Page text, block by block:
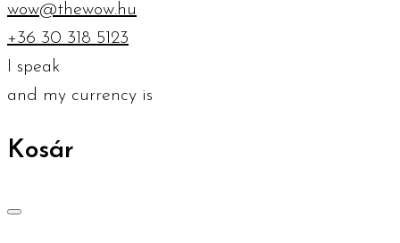
wow@thewow.hu
+36 30 318 5123
I speak
and my currency is
Kosár